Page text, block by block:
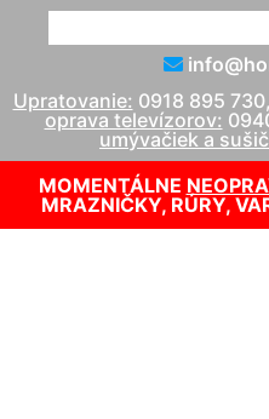
Upratovanie: 0918 895 730,
oprava televízorov:
umývačiek a
MOMENTÁLNE
MRAZNIČKY, RÚRY,